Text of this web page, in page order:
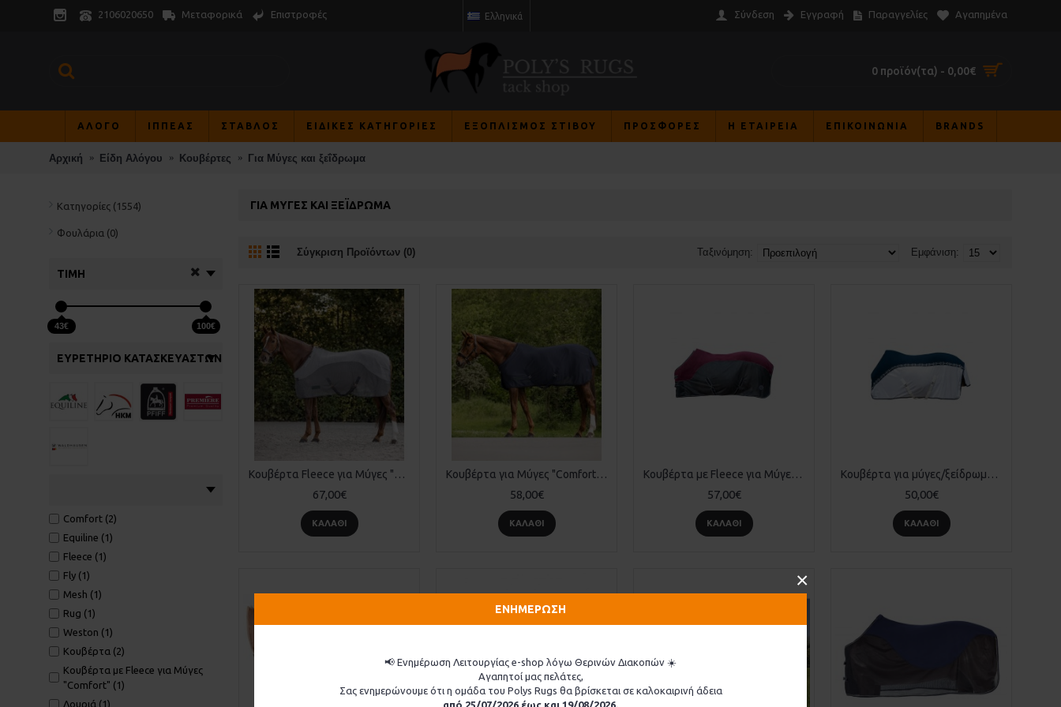
ΕΝΗΜΕΡΩΣΗ
📢 Ενημέρωση Λειτουργίας e-shop λόγω Θερινών Διακοπών ☀️
Αγαπητοί μας πελάτες,
Σας ενημερώνουμε ότι η ομάδα του Polys Rugs θα βρίσκεται σε καλοκαιρινή άδεια
από 25/07/2026 έως και 19/08/2026.
×
2106020650 Μεταφορικά Επιστροφές Ελληνικά Σύνδεση Εγγραφή Παραγγελίες Αγαπημένα
0 προϊόν(τα) - 0,00€
ΑΛΟΓΟ ΙΠΠΕΑΣ ΣΤΑΒΛΟΣ ΕΙΔΙΚΕΣ ΚΑΤΗΓΟΡΙΕΣ ΕΞΟΠΛΙΣΜΌΣ ΣΤΊΒΟΥ ΠΡΟΣΦΟΡΈΣ Η ΕΤΑΙΡΕΙΑ ΕΠΙΚΟΙΝΩΝΊΑ BRANDS
Αρχική Είδη Αλόγου Κουβέρτες Για Μύγες και ξεΐδρωμα
Κατηγορίες (1554)
Φουλάρια (0)
ΤΙΜΉ
43€ 100€
ΕΥΡΕΤΉΡΙΟ ΚΑΤΑΣΚΕΥΑΣΤΏΝ
Comfort (2)
Equiline (1)
Fleece (1)
Fly (1)
Mesh (1)
Rug (1)
Weston (1)
Κουβέρτα (2)
Κουβέρτα με Fleece για Μύγες
"Comfort" (1)
Λουριά (1)
ΓΙΑ ΜΎΓΕΣ ΚΑΙ ΞΕΪ́ΔΡΩΜΑ
Σύγκριση Προϊόντων (0) Εμφάνιση:
Ταξινόμηση:
Κουβέρτα Fleece για Μύγες "Comfort"
67,00€
ΚΑΛΆΘΙ
Κουβέρτα για Μύγες "Comfort" με Σταυρωτά Λουριά
58,00€
ΚΑΛΆΘΙ
Κουβέρτα με Fleece για Μύγες "Comfort"
57,00€
ΚΑΛΆΘΙ
Κουβέρτα για μύγες/ξείδρωμα Monaco
50,00€
ΚΑΛΆΘΙ